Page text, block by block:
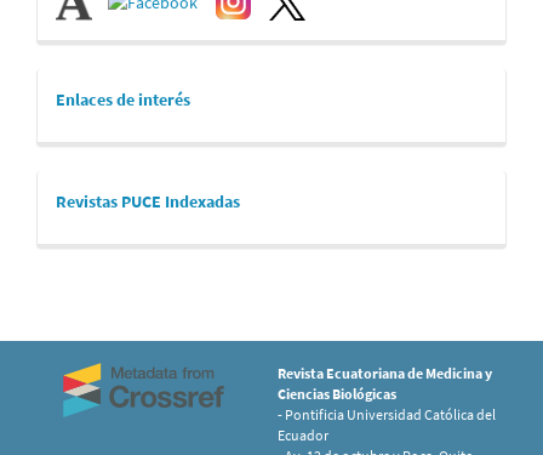
links
Enlaces de interés
revistaspuce
Revistas PUCE Indexadas
Revista Ecuatoriana de Medicina y
Ciencias Biológicas
- Pontificia Universidad Católica del
Ecuador